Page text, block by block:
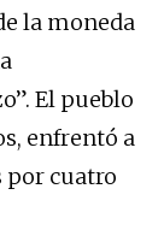
la moneda
El pueblo
enfrentó a
por cuatro